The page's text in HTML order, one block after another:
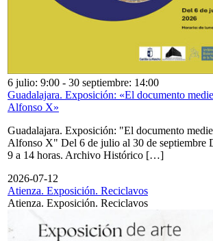
6 julio: 9:00 - 30 septiembre: 14:00
Guadalajara. Exposición: «El documento
Alfonso X»
Guadalajara. Exposición: "El documento
Alfonso X" Del 6 de julio al 30 de septiembre
9 a 14 horas. Archivo Histórico […]
2026-07-12
Atienza. Exposición. Reciclavos
Atienza. Exposición. Reciclavos